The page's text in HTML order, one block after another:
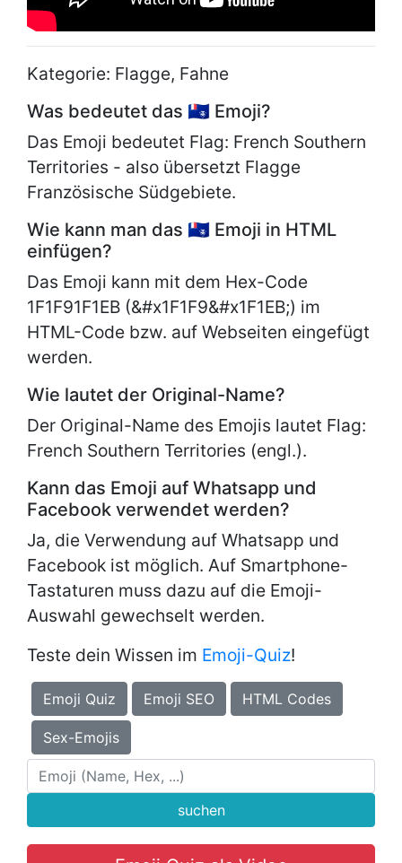
Kategorie: Flagge, Fahne
Was bedeutet das 🇹🇫 Emoji?
Das Emoji bedeutet Flag: French Southern
Territories - also übersetzt Flagge
Französische Südgebiete.
Wie kann man das 🇹🇫 Emoji in HTML
einfügen?
Das Emoji kann mit dem Hex-Code
1F1F91F1EB (&#x1F1F9&#x1F1EB;) im
HTML-Code bzw. auf Webseiten eingefügt
werden.
Wie lautet der Original-Name?
Der Original-Name des Emojis lautet Flag:
French Southern Territories (engl.).
Kann das Emoji auf Whatsapp und
Facebook verwendet werden?
Ja, die Verwendung auf Whatsapp und
Facebook ist möglich. Auf Smartphone-
Tastaturen muss dazu auf die Emoji-
Auswahl gewechselt werden.
Teste dein Wissen im Emoji-Quiz!
Emoji Quiz Emoji SEO HTML Codes
Sex-Emojis
suchen